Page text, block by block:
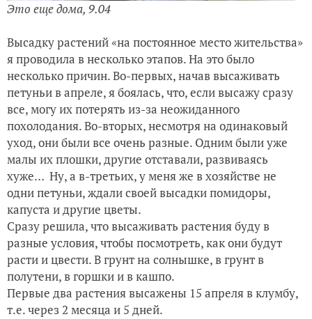
Это еще дома, 9.04
Высадку растений «на постоянное место жительства»
я проводила в несколько этапов. На это было
несколько причин. Во-первых, начав высаживать
петуньи в апреле, я боялась, что, если высажу сразу
все, могу их потерять из-за неожиданного
похолодания. Во-вторых, несмотря на одинаковый
уход, они были все очень разные. Одним были уже
малы их плошки, другие отставали, развиваясь
хуже… Ну, а в-третьих, у меня же в хозяйстве не
одни петуньи, ждали своей высадки помидоры,
капуста и другие цветы.
Сразу решила, что высаживать растения буду в
разные условия, чтобы посмотреть, как они будут
расти и цвести. В грунт на солнышке, в грунт в
полутени, в горшки и в кашпо.
Первые два растения высажены 15 апреля в клумбу,
т.е. через 2 месяца и 5 дней.